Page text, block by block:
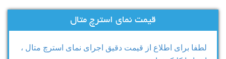
قیمت نمای استرچ متال
لطفا برای اطلاع از قیمت دقیق اجرای نمای استرچ متال ،